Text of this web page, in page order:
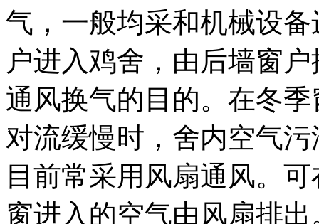
气，一般均采和机械设
户进入鸡舍，由后墙窗
通风换气的目的。在冬
对流缓慢时，舍内空气
目前常采用风扇通风。
窗进入的空气由风扇排